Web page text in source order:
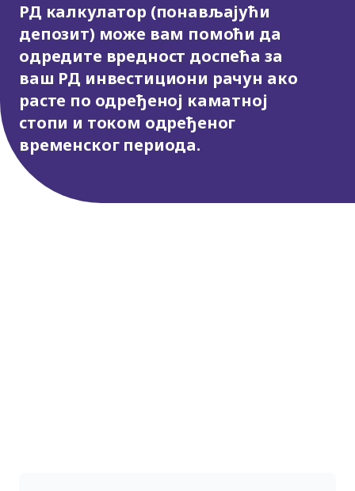
РД калкулатор (понављајући
депозит) може вам помоћи да
одредите вредност доспећа за
ваш РД инвестициони рачун ако
расте по одређеној каматној
стопи и током одређеног
временског периода.